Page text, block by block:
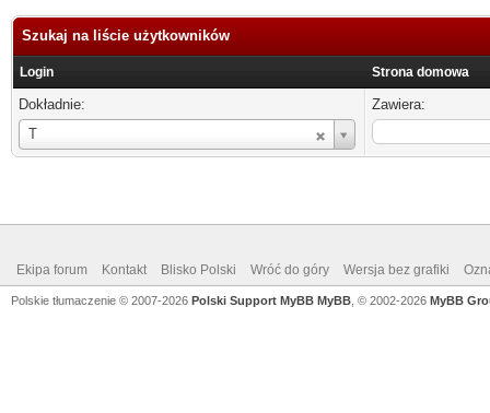
Szukaj na liście użytkowników
Login Strona domowa
Dokładnie:
T
Login
Zawiera:
Ekipa forum Kontakt Blisko Polski Wróć do góry Wersja bez grafiki
Polskie tłumaczenie © 2007-2026 Polski Support MyBB MyBB , © 2002-2026 MyBB